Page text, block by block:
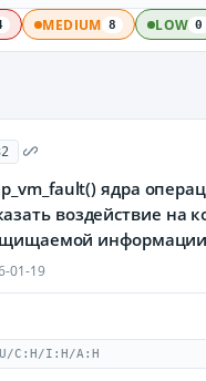
MEDIUM 8 LOW 0
ядра
воздействие на
01-19
C:H/I:H/A:H